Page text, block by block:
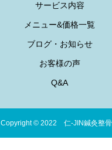
サービス内容
メニュー&価格一覧
ブログ・お知らせ
お客様の声
Q&A
Copyright © 2022 仁-JIN鍼灸整